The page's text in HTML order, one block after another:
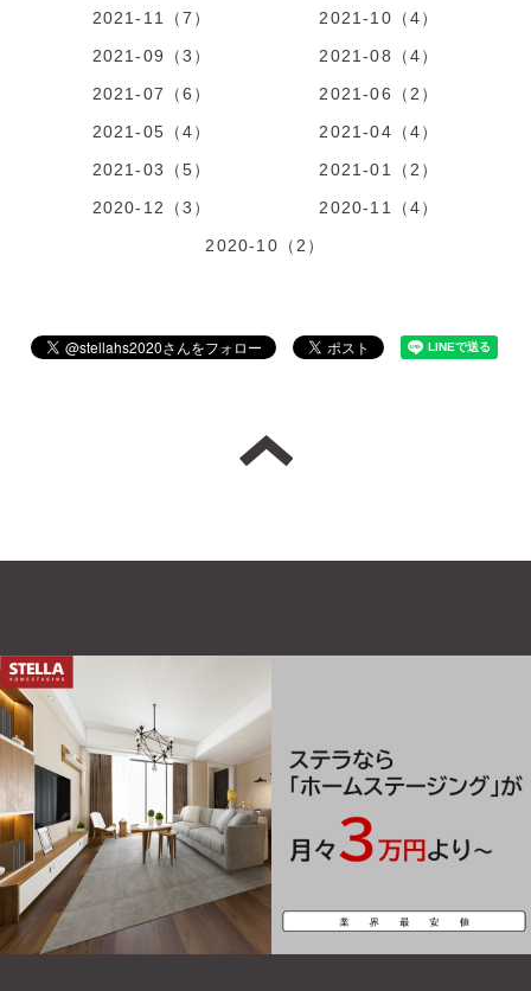
2021-11（7）
2021-10（4）
2021-09（3）
2021-08（4）
2021-07（6）
2021-06（2）
2021-05（4）
2021-04（4）
2021-03（5）
2021-01（2）
2020-12（3）
2020-11（4）
2020-10（2）